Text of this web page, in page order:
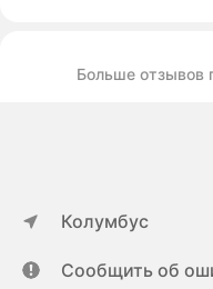
Больше отзывов
Колумбус
Сообщить об